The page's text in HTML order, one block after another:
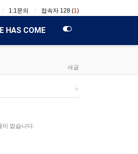
1:1문의 접속자 128 (1)
HAS COME
새글
이 없습니다.